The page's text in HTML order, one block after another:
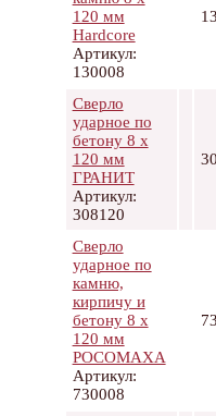
120 мм
Hardcore
Артикул:
130008
Сверло
ударное по
бетону 8 х
120 мм
ГРАНИТ
Артикул:
308120
Сверло
ударное по
камню,
кирпичу и
бетону 8 х
120 мм
РОСОМАХА
Артикул:
730008